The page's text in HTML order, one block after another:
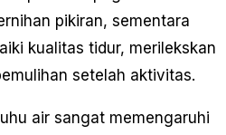
pikiran, sementara
kualitas tidur, merilekskan
setelah aktivitas.
air sangat memengaruhi